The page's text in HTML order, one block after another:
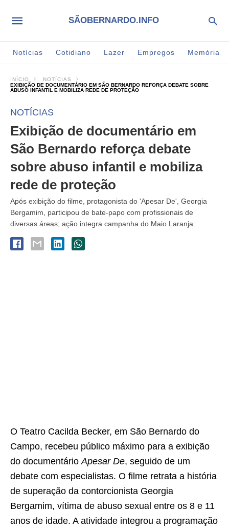
SÃOBERNARDO.INFO
Notícias Cotidiano Lazer Empregos Memória
INÍCIO
NOTÍCIAS
EXIBIÇÃO DE DOCUMENTÁRIO EM SÃO BERNARDO REFORÇA DEBATE SOBRE
ABUSO INFANTIL E MOBILIZA REDE DE PROTEÇÃO
NOTÍCIAS
Exibição de documentário em
São Bernardo reforça debate
sobre abuso infantil e mobiliza
rede de proteção
Após exibição do filme, protagonista do 'Apesar De', Georgia
Bergamim, participou de bate-papo com profissionais de
diversas áreas; ação integra campanha do Maio Laranja.
O Teatro Cacilda Becker, em São Bernardo do
Campo, recebeu público máximo para a exibição
do documentárioApesar De, seguido de um
debate com especialistas. O filme retrata a história
de superação da contorcionista Georgia
Bergamim, vítima de abuso sexual entre os 8 e 11
anos de idade. A atividade integrou a programação